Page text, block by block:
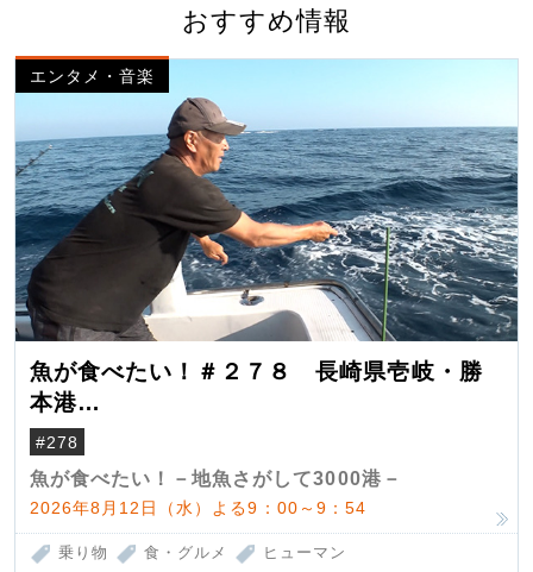
おすすめ情報
エンタメ・音楽
魚が食べたい！＃２７８ 長崎県壱岐・勝
本港
（クロマグロ）
#278
魚が食べたい！－地魚さがして3000港－
2026年8月12日（水）よる9：00～9：54
乗り物 食・グルメ ヒューマン